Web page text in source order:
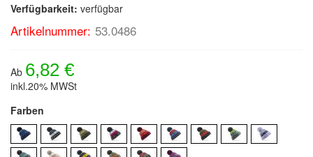
Verfügbarkeit: verfügbar
Artikelnummer: 53.0486
Ab 6,82 €
inkl.20% MWSt
Farben